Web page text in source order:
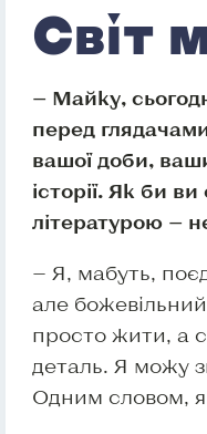
Світ
— Майку,
перед
вашої доби,
історії. Як би
літературою —
— Я, мабуть,
але
просто жити, а
деталь. Я можу
Одним словом,